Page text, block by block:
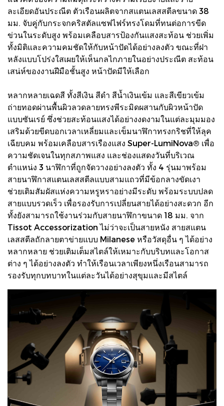
ละเอียดอันประณีต ตัวเรือนผลิตจากสแตนเลสสตีลขนาด 38
มม. จับคู่กับกระจกคริสตัลแซฟไฟร์ทรงโดมที่ทนต่อการขีด
ข่วนในระดับสูง พร้อมเคลือบสารป้องกันแสงสะท้อน ช่วยเพิ่ม
ทั้งมิติและความคมชัดให้กับหน้าปัดได้อย่างลงตัว ขณะที่ฝา
หลังแบบโปร่งใสเผยให้เห็นกลไกภายในอย่างประณีต สะท้อน
เสน่ห์ของงานฝีมือชั้นสูง หน้าปัดมีให้เลือก
หลากหลายเฉดสี ทั้งสีเงิน สีดำ สีน้ำเงินเข้ม และสีเขียวเข้ม
ถ่ายทอดผ่านพื้นผิวลวดลายทรงพีระมิดผสานกับผิวหน้าปัด
แบบซันเรย์ ซึ่งช่วยสะท้อนแสงได้อย่างงดงามในแต่ละมุมมอง
เสริมด้วยขีดบอกเวลาเหลี่ยมและเข็มนาฬิกาทรงกริชที่ให้ลุค
เฉียบคม พร้อมเคลือบสารเรืองแสง Super-LumiNova® เพื่อ
ความชัดเจนในทุกสภาพแสง และช่องแสดงวันที่บริเวณ
ตำแหน่ง 3 นาฬิกาที่ถูกจัดวางอย่างลงตัว ทั้ง 4 รุ่นมาพร้อม
สายนาฬิกาสแตนเลสสตีลแบบสามแถวที่มีข้อกลางขัดเงา
ช่วยเติมสัมผัสแห่งความหรูหราอย่างมีระดับ พร้อมระบบปลด
สายแบบรวดเร็ว เพื่อรองรับการเปลี่ยนสายได้อย่างสะดวก อีก
ทั้งยังสามารถใช้งานร่วมกับสายนาฬิกาขนาด 18 มม. จาก
Tissot Accessorization ไม่ว่าจะเป็นสายหนัง สายสแตน
เลสสตีลถักลายตาข่ายแบบ Milanese หรือวัสดุอื่น ๆ ได้อย่าง
หลากหลาย ช่วยเติมเต็มสไตล์ให้เหมาะกับบริบทและโอกาส
ต่าง ๆ ได้อย่างลงตัว ทำให้เรือนเวลาเพียงหนึ่งเรือนสามารถ
รองรับทุกบทบาทในแต่ละวันได้อย่างสุขุมและมีสไตล์